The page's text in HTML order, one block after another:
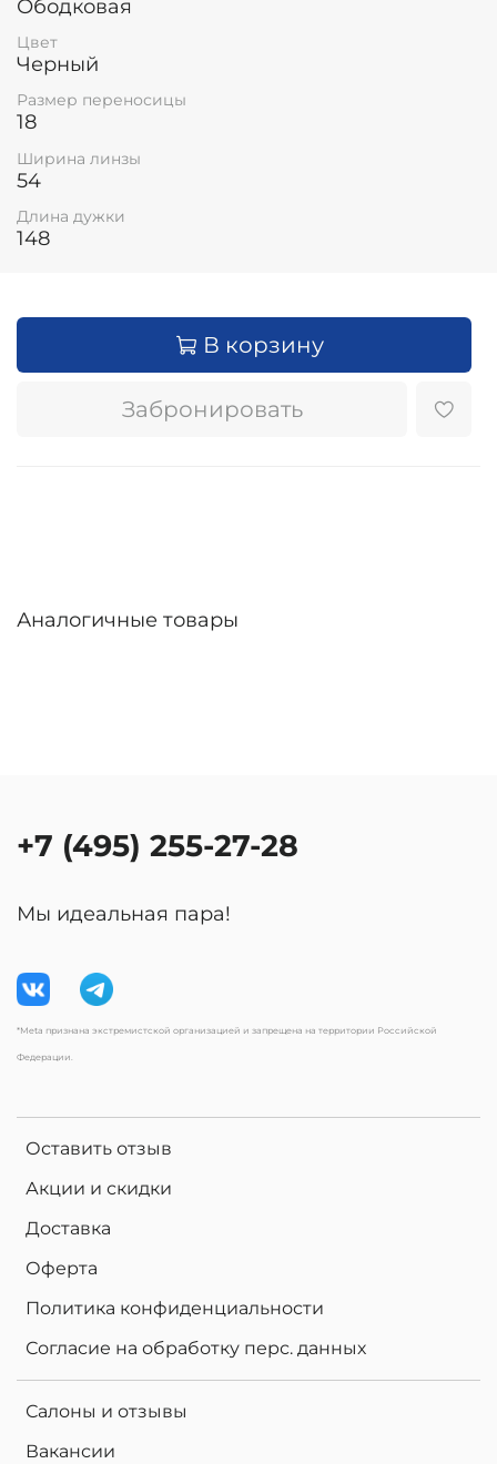
Ободковая
Цвет
Черный
Размер переносицы
18
Ширина линзы
54
Длина дужки
148
В корзину
Забронировать
Аналогичные товары
Оставить отзыв
Акции и скидки
Доставка
Оферта
Политика конфиденциальности
Согласие на обработку перс. данных
Салоны и отзывы
Вакансии
+7 (495) 255-27-28
Мы идеальная пара!
*Meta признана экстремистской организацией и запрещена на территории Российской
Федерации.